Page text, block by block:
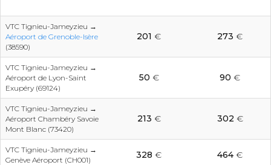
VTC Tignieu-Jameyzieu →
Aéroport de Grenoble-Isère
(38590)
201 € 273 €
VTC Tignieu-Jameyzieu →
Aéroport de Lyon-Saint
Exupéry (69124)
50 € 90 €
VTC Tignieu-Jameyzieu →
Aéroport Chambéry Savoie
Mont Blanc (73420)
213 € 302 €
VTC Tignieu-Jameyzieu →
Genève Aéroport (CH001)
328 € 464 €